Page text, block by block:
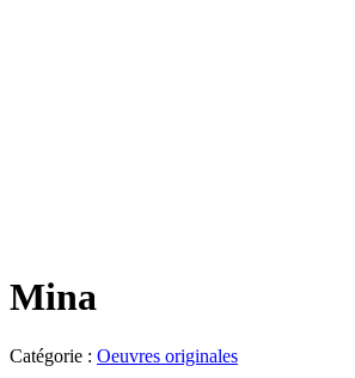
Mina
Catégorie : Oeuvres originales